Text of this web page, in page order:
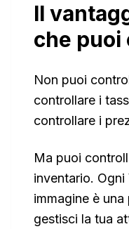
Il
che puoi
Non puoi
controllare i
controllare i
Ma puoi
inventario. Ogni
immagine è
gestisci la tua